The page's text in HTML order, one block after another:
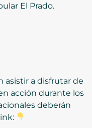
El Prado.
asistir a disfrutar de
acción durante los
deberán